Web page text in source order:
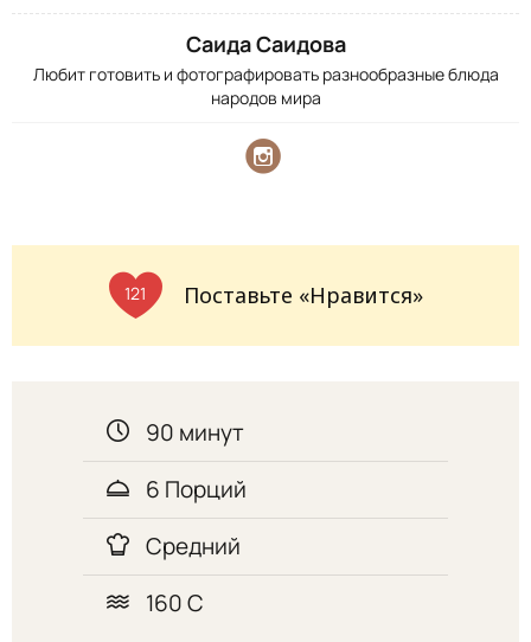
Саида Саидова
Любит готовить и фотографировать разнообразные блюда
народов мира
121 Поставьте «Нравится»
90 минут
6 Порций
Средний
160 С